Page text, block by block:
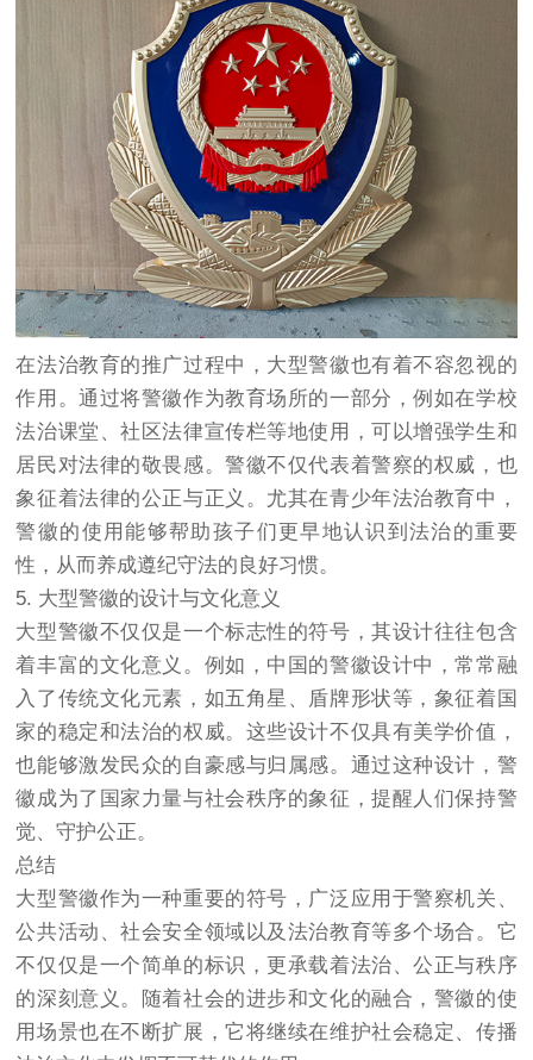
在法治教育的推广过程中，大型警徽也有着不容忽视的
作用。通过将警徽作为教育场所的一部分，例如在学校
法治课堂、社区法律宣传栏等地使用，可以增强学生和
居民对法律的敬畏感。警徽不仅代表着警察的权威，也
象征着法律的公正与正义。尤其在青少年法治教育中，
警徽的使用能够帮助孩子们更早地认识到法治的重要
性，从而养成遵纪守法的良好习惯。
5. 大型警徽的设计与文化意义
大型警徽不仅仅是一个标志性的符号，其设计往往包含
着丰富的文化意义。例如，中国的警徽设计中，常常融
入了传统文化元素，如五角星、盾牌形状等，象征着国
家的稳定和法治的权威。这些设计不仅具有美学价值，
也能够激发民众的自豪感与归属感。通过这种设计，警
徽成为了国家力量与社会秩序的象征，提醒人们保持警
觉、守护公正。
总结
大型警徽作为一种重要的符号，广泛应用于警察机关、
公共活动、社会安全领域以及法治教育等多个场合。它
不仅仅是一个简单的标识，更承载着法治、公正与秩序
的深刻意义。随着社会的进步和文化的融合，警徽的使
用场景也在不断扩展，它将继续在维护社会稳定、传播